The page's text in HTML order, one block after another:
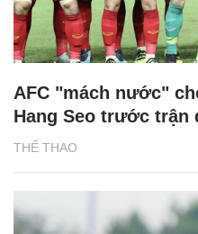
THỂ THAO
AFC "mách nước"
Hang Seo trước trận